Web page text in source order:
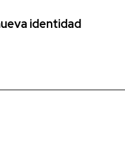
identidad